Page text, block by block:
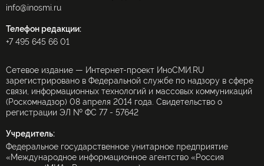
info@inosmi.ru
Телефон редакции:
+7 495 645 66 01
Сетевое издание — Интернет-проект ИноСМИ.RU
зарегистрировано в Федеральной службе по надзору в сфере
связи, информационных технологий и массовых коммуникаций
(Роскомнадзор) 08 апреля 2014 года. Свидетельство о
регистрации ЭЛ № ФС 77 - 57642
Учредитель:
Федеральное государственное унитарное предприятие
«Международное информационное агентство «Россия